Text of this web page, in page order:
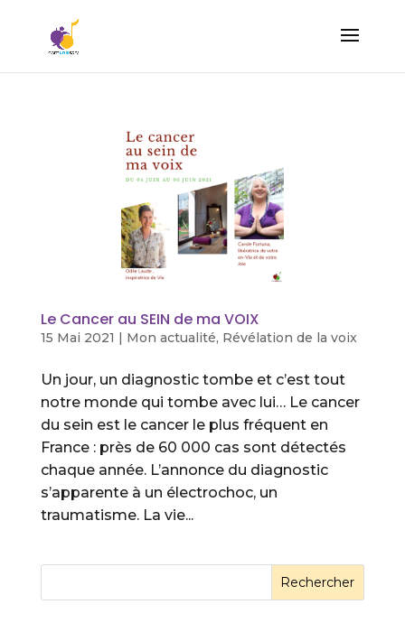
Le Cancer au SEIN de ma VOIX
15 Mai 2021 | Mon actualité, Révélation de la voix
Un jour, un diagnostic tombe et c’est tout
notre monde qui tombe avec lui… Le cancer
du sein est le cancer le plus fréquent en
France : près de 60 000 cas sont détectés
chaque année. L’annonce du diagnostic
s’apparente à un électrochoc, un
traumatisme. La vie...
Rechercher